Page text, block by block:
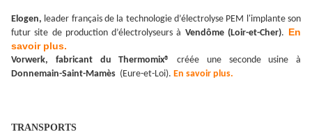
Elogen, leader français de la technologie d’électrolyse PEM l'implante son
futur site de production d’électrolyseurs à Vendôme (Loir-et-Cher). En
savoir plus.
Vorwerk, fabricant du Thermomix®
créée une seconde usine à
Donnemain-Saint-Mamès (Eure-et-Loi). En savoir plus.
TRANSPORTS